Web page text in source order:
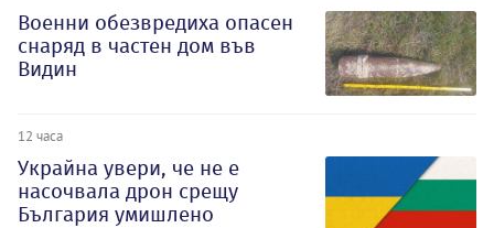
Военни обезвредиха опасен
снаряд в частен дом във
Видин
12 часа
Украйна увери, че не е
насочвала дрон срещу
България умишлено